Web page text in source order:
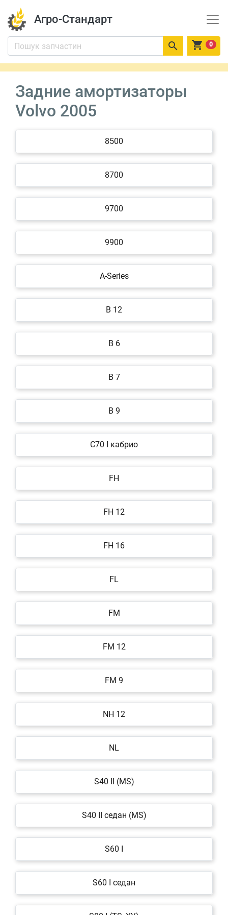
Агро-Стандарт
  0
Задние амортизаторы
Volvo 2005
8500
8700
9700
9900
A-Series
B 12
B 6
B 7
B 9
C70 I кабрио
FH
FH 12
FH 16
FL
FM
FM 12
FM 9
NH 12
NL
S40 II (MS)
S40 II седан (MS)
S60 I
S60 I седан